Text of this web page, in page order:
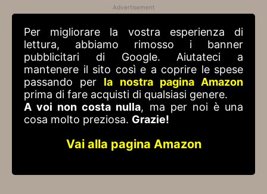
Advertisement
Per migliorare la vostra esperienza di
lettura, abbiamo rimosso i banner
pubblicitari di Google. Aiutateci a
mantenere il sito così e a coprire le spese
passando per la nostra pagina Amazon
prima di fare acquisti di qualsiasi genere.
A voi non costa nulla, ma per noi è una
cosa molto preziosa. Grazie!
Vai alla pagina Amazon